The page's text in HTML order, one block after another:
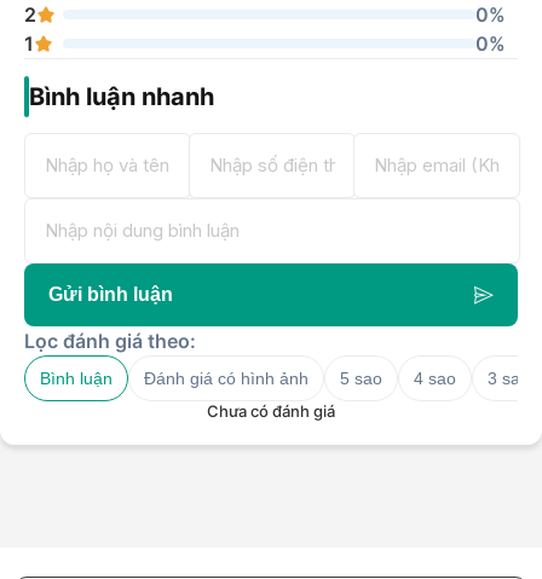
2
0%
1
0%
Bình luận nhanh
Gửi bình luận
Lọc đánh giá theo:
Bình luận Đánh giá có hình ảnh 5 sao 4 sao
3 sao
Chưa có đánh giá